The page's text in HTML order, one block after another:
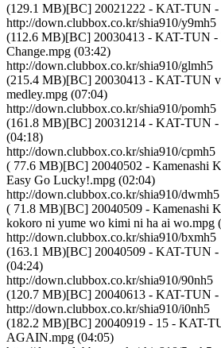
(129.1 MB)[BC] 20021222 - KAT-TUN -
http://down.clubbox.co.kr/shia910/y9mh5
(112.6 MB)[BC] 20030413 - KAT-TUN
Change.mpg (03:42)
http://down.clubbox.co.kr/shia910/glmh5
(215.4 MB)[BC] 20030413 - KAT-TUN
medley.mpg (07:04)
http://down.clubbox.co.kr/shia910/pomh5
(161.8 MB)[BC] 20031214 - KAT-TUN -
(04:18)
http://down.clubbox.co.kr/shia910/cpmh5
( 77.6 MB)[BC] 20040502 - Kamenashi
Easy Go Lucky!.mpg (02:04)
http://down.clubbox.co.kr/shia910/dwmh5
( 71.8 MB)[BC] 20040509 - Kamenashi
kokoro ni yume wo kimi ni ha ai wo.mpg
http://down.clubbox.co.kr/shia910/bxmh5
(163.1 MB)[BC] 20040509 - KAT-TUN -
(04:24)
http://down.clubbox.co.kr/shia910/90nh5
(120.7 MB)[BC] 20040613 - KAT-TUN -
http://down.clubbox.co.kr/shia910/i0nh5
(182.2 MB)[BC] 20040919 - 15 - KAT-
AGAIN.mpg (04:05)